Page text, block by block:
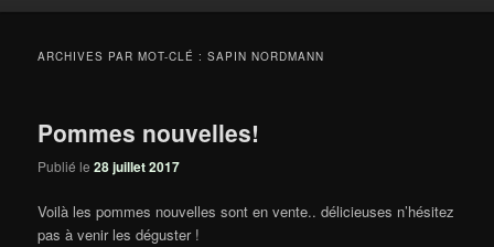
ARCHIVES PAR MOT-CLÉ :SAPIN NORDMANN
Pommes nouvelles!
Publié le28 juillet 2017
Voilà les pommes nouvelles sont en vente.. délicieuses n’hésitez
pas à venir les déguster !